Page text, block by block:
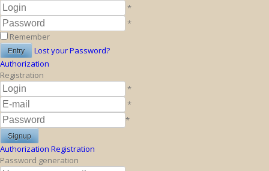
*
*
Remember
Lost your Password?
Authorization
Registration
*
*
*
Authorization Registration
Password generation